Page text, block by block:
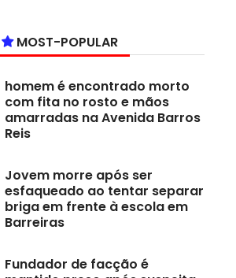
MOST-POPULAR
homem é encontrado morto
com fita no rosto e mãos
amarradas na Avenida Barros
Reis
Jovem morre após ser
esfaqueado ao tentar separar
briga em frente à escola em
Barreiras
Fundador de facção é